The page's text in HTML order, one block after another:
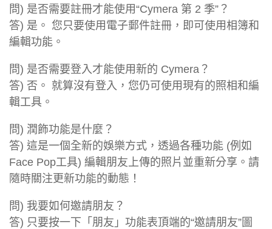
問) 是否需要註冊才能使用“Cymera 第 2 季”？
答) 是。 您只要使用電子郵件註冊，即可使用相簿和
編輯功能。
問) 是否需要登入才能使用新的 Cymera？
答) 否。 就算沒有登入，您仍可使用現有的照相和編
輯工具。
問) 潤飾功能是什麼？
答) 這是一個全新的娛樂方式，透過各種功能 (例如
Face Pop工具) 編輯朋友上傳的照片並重新分享。請
隨時關注更新功能的動態！
問) 我要如何邀請朋友？
答) 只要按一下「朋友」功能表頂端的“邀請朋友”圖